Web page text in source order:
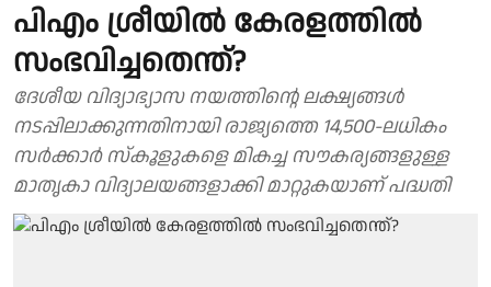
പിഎം ശ്രീയില്‍ കേരളത്തില്‍
സംഭവിച്ചതെന്ത്?
ദേശീയ വിദ്യാഭ്യാസ നയത്തിന്റെ ലക്ഷ്യങ്ങള്‍
നടപ്പിലാക്കുന്നതിനായി രാജ്യത്തെ 14,500-ലധികം
സര്‍ക്കാര്‍ സ്‌കൂളുകളെ മികച്ച സൗകര്യങ്ങളുള്ള
മാതൃകാ വിദ്യാലയങ്ങളാക്കി മാറ്റുകയാണ് പദ്ധതി